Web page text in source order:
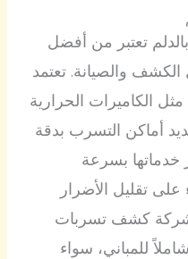
تعتبر من أفضل
والصيانة. تعتمد
الكاميرات الحرارية
أماكن التسرب بدقة
خدماتها بسرعة
على تقليل الأضرار
شركة كشف تسربات
للمباني، سواء